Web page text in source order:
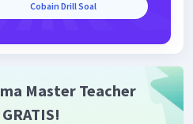
organisme.
Cobain Drill Soal
Master Teacher